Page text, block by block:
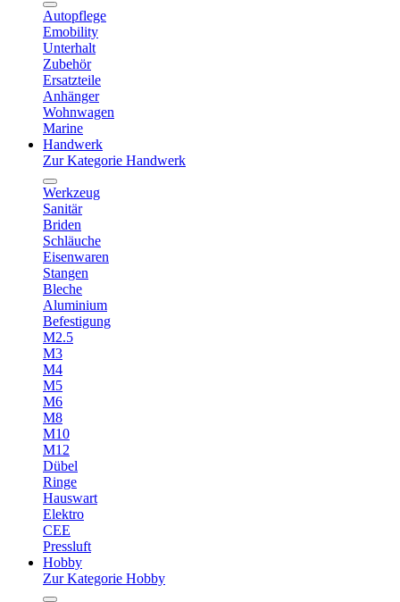
Autopflege
Emobility
Unterhalt
Zubehör
Ersatzteile
Anhänger
Wohnwagen
Marine
Handwerk
Zur Kategorie Handwerk
Werkzeug
Sanitär
Briden
Schläuche
Eisenwaren
Stangen
Bleche
Aluminium
Befestigung
M2.5
M3
M4
M5
M6
M8
M10
M12
Dübel
Ringe
Hauswart
Elektro
CEE
Pressluft
Hobby
Zur Kategorie Hobby